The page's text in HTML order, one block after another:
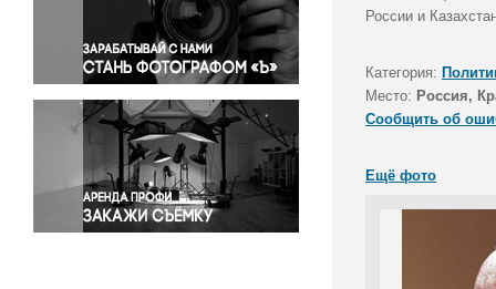
Правосудие
Происшествия и конфликты
Религия
Светская жизнь
Спорт
Экология
Экономика и бизнес
России и
Категория:
Место: Россия,
Сообщить об
Ещё фото